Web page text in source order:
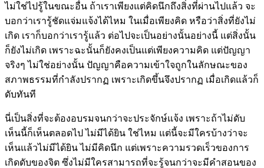
ไม่ใช่ไปรู้ในขณะอื่น ถ้าเราเพียงแต่คิดนึกถึงสิ่งที่ผ่านไปแล้ว จะ
บอกว่าเรารู้ชัดแจ่มแจ้งได้ไหม ในเมื่อเพียงคิด หรือว่าสิ่งที่ยังไม่
เกิด เราก็บอกว่าเรารู้แล้ว ต่อไปจะเป็นอย่างนั้นอย่างนี้ แต่สิ่งนั้น
ก็ยังไม่เกิด เพราะฉะนั้นก็ยังคงเป็นแต่เพียงความคิด แต่ปัญญา
จริงๆ ไม่ใช่อย่างนั้น ปัญญาคือความเข้าใจถูกในลักษณะของ
สภาพธรรมที่กำลังปรากฏ เพราะเกิดขึ้นจึงปรากฏ เมื่อเกิดแล้วก็
ดับทันที
นี่เป็นสิ่งที่จะต้องอบรมจนกว่าจะประจักษ์แจ้ง เพราะถ้าไม่ดับ
เห็นนี้ก็เห็นตลอดไป ไม่มีได้ยิน ใช่ไหม แต่นี้จะมีใครบ้างว่าจะ
เห็นแล้วไม่มีได้ยิน ไม่มีคิดนึก แต่เพราะความรวดเร็วของการ
เกิดดับของจิต ซึ่งไม่มีใครสามารถที่จะรู้จนกว่าจะมีคำสอนของ